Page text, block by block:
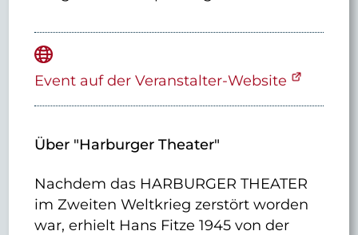
Event auf der Veranstalter-Website
Über "Harburger Theater"
Nachdem das HARBURGER THEATER
im Zweiten Weltkrieg zerstört worden
war, erhielt Hans Fitze 1945 von der